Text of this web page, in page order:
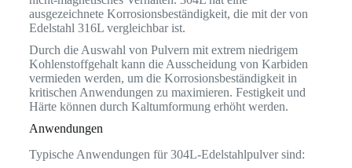
ausgezeichnete Korrosionsbeständigkeit, die mit der von
Edelstahl 316L vergleichbar ist.
Durch die Auswahl von Pulvern mit extrem niedrigem
Kohlenstoffgehalt kann die Ausscheidung von Karbiden
vermieden werden, um die Korrosionsbeständigkeit in
kritischen Anwendungen zu maximieren. Festigkeit und
Härte können durch Kaltumformung erhöht werden.
Anwendungen
Typische Anwendungen für 304L-Edelstahlpulver sind: